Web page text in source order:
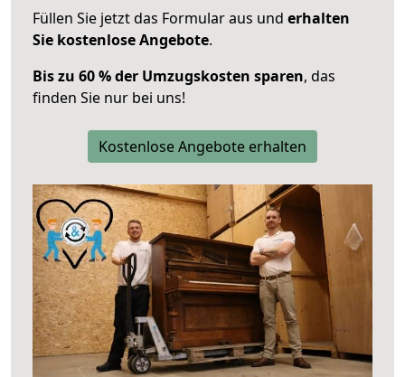
Füllen Sie jetzt das Formular aus und erhalten
Sie kostenlose Angebote.
Bis zu 60 % der Umzugskosten sparen, das
finden Sie nur bei uns!
Kostenlose Angebote erhalten